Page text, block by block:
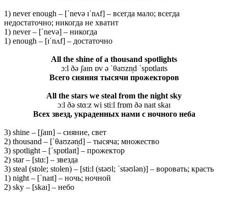
1) never enough – [ˈnevə ɪˈnʌf] – всегда мало; всегда
недостаточно; никогда не хватит
1) never – [ˈnevə] – никогда
1) enough – [ɪˈnʌf] – достаточно
All the shine of a thousand spotlights
ɔːl ðə ʃaɪn ɒv ə ˈθaʊzn̩d ˈspɒtlaɪts
Всегосияниятысячипрожекторов
All the stars we steal from the night sky
ɔːl ðə stɑːz wi stiːl frɒm ðə naɪt skaɪ
Всех звезд, украденных нами с ночного неба
3) shine – [ʃaɪn] – сияние, свет
2) thousand – [ˈθaʊzən̩d] – тысяча; множество
3) spotlight – [ˈspɒtlaɪt] – прожектор
2) star – [stɑ:] – звезда
3) steal (stole; stolen) – [sti:l (stəʊl; ˈstəʊlən)] – воровать; красть
1) night – [ˈnaɪt] – ночь; ночной
2) sky – [skaɪ] – небо